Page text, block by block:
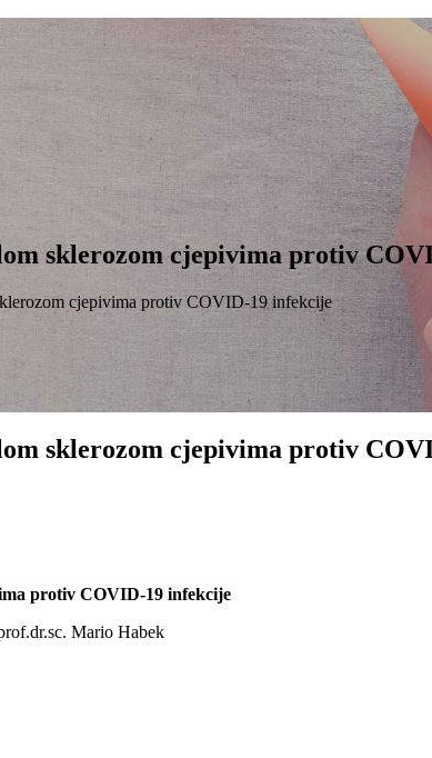
sklerozom cjepivima protiv
cjepivima protiv COVID-19 infekcije
sklerozom cjepivima protiv
protiv COVID-19 infekcije
Mario Habek